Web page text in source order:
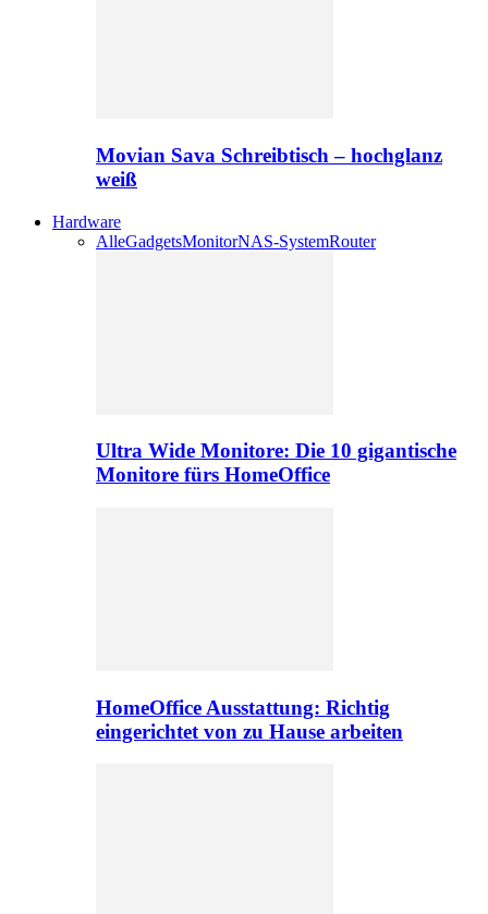
Movian Sava Schreibtisch – hochglanz
weiß
Hardware
AlleGadgetsMonitorNAS-SystemRouter
Ultra Wide Monitore: Die 10 gigantische
Monitore fürs HomeOffice
HomeOffice Ausstattung: Richtig
eingerichtet von zu Hause arbeiten